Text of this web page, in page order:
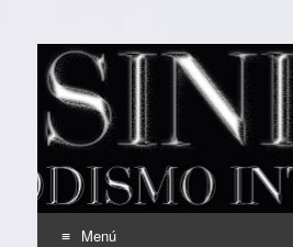
EL SINDICAL
Periodismo Inteligente
Menú